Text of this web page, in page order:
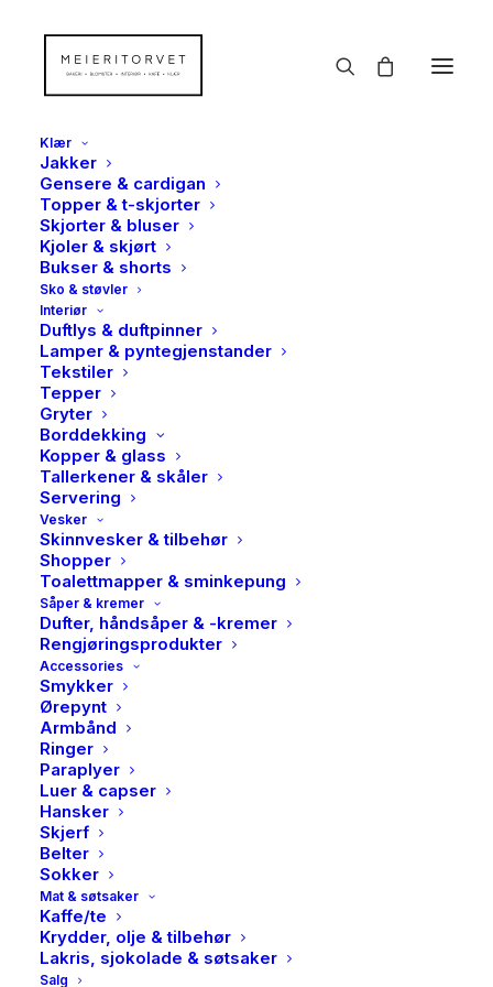
Klær
Jakker
Gensere & cardigan
Topper & t-skjorter
Skjorter & bluser
Kjoler & skjørt
Bukser & shorts
Sko & støvler
Interiør
Duftlys & duftpinner
Lamper & pyntegjenstander
Tekstiler
Tepper
Gryter
Borddekking
Kopper & glass
Tallerkener & skåler
Servering
Vesker
Skinnvesker & tilbehør
Shopper
Toalettmapper & sminkepung
Såper & kremer
Dufter, håndsåper & -kremer
Rengjøringsprodukter
Accessories
Smykker
Ørepynt
Armbånd
Ringer
Paraplyer
Luer & capser
Hansker
Skjerf
Belter
Sokker
Mat & søtsaker
Kaffe/te
Krydder, olje & tilbehør
Lakris, sjokolade & søtsaker
Salg
Moseid
Nothing Found
It seems we can’t find what you’re looking for.
Perhaps searching can help.